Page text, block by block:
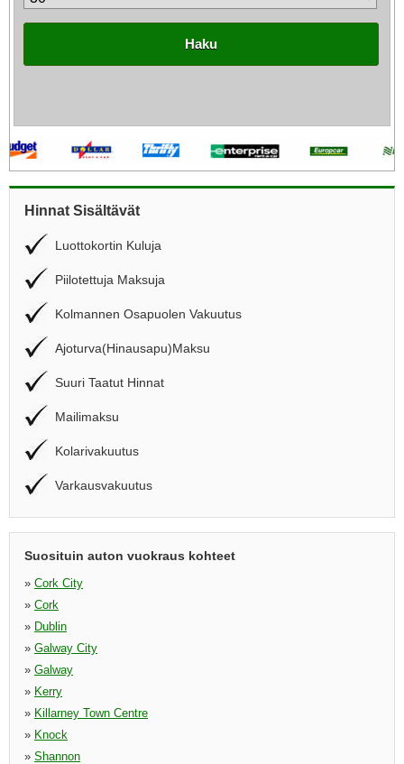
Haku
Hinnat Sisältävät
Luottokortin Kuluja
Piilotettuja Maksuja
Kolmannen Osapuolen Vakuutus
Ajoturva(Hinausapu)Maksu
Suuri Taatut Hinnat
Mailimaksu
Kolarivakuutus
Varkausvakuutus
Suosituin auton vuokraus kohteet
» Cork City
» Cork
» Dublin
» Galway City
» Galway
» Kerry
» Killarney Town Centre
» Knock
» Shannon